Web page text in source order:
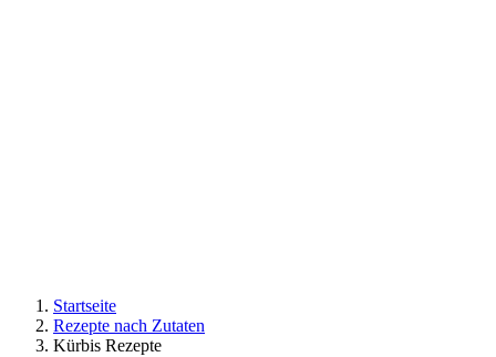
Startseite
Rezepte nach Zutaten
Kürbis Rezepte